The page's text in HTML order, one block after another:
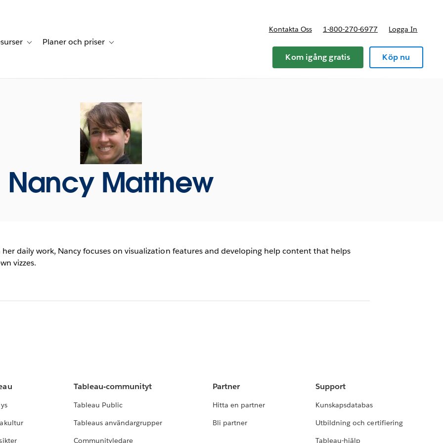
navigation for Lösningar
Toggle sub-navigation for Resurser
Planer och priser Toggle sub-navigation for Planer och priser
Kontakta Oss 1-800-270-6977 Logga In
Kom igång gratis Köp nu
Nancy Matthew
daily work, Nancy focuses on visualization features and developing help content that helps
vizzes.
Tableau-communityt
Tableau Public
Tableaus användargrupper
Communityledare
Partner
Hitta en partner
Bli partner
Support
Kunskapsdatabas
Utbildning och certifiering
Tableau-hjälp